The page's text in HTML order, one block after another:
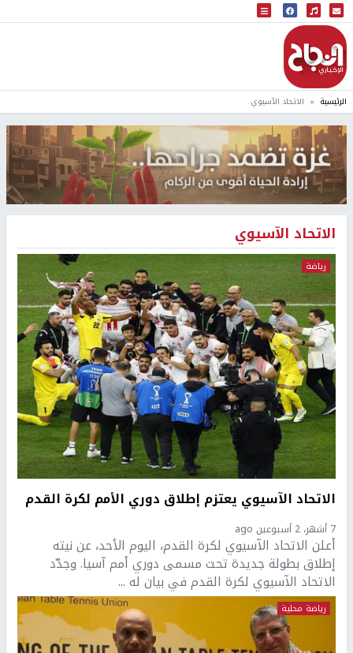
البث المباشر
إذاعة النجاح
الرئيسية الاتحاد الآسيوي
الاتحاد الآسيوي
رياضة
الاتحاد الآسيوي يعتزم إطلاق دوري الأمم لكرة القدم
7 أشهر، 2 أسبوعين ago
أعلن الاتحاد الآسيوي لكرة القدم، اليوم الأحد، عن نيته
إطلاق بطولة جديدة تحت مسمى دوري أمم آسيا. وجدّد
الاتحاد الآسيوي لكرة القدم في بيان له ...
رياضة محلية